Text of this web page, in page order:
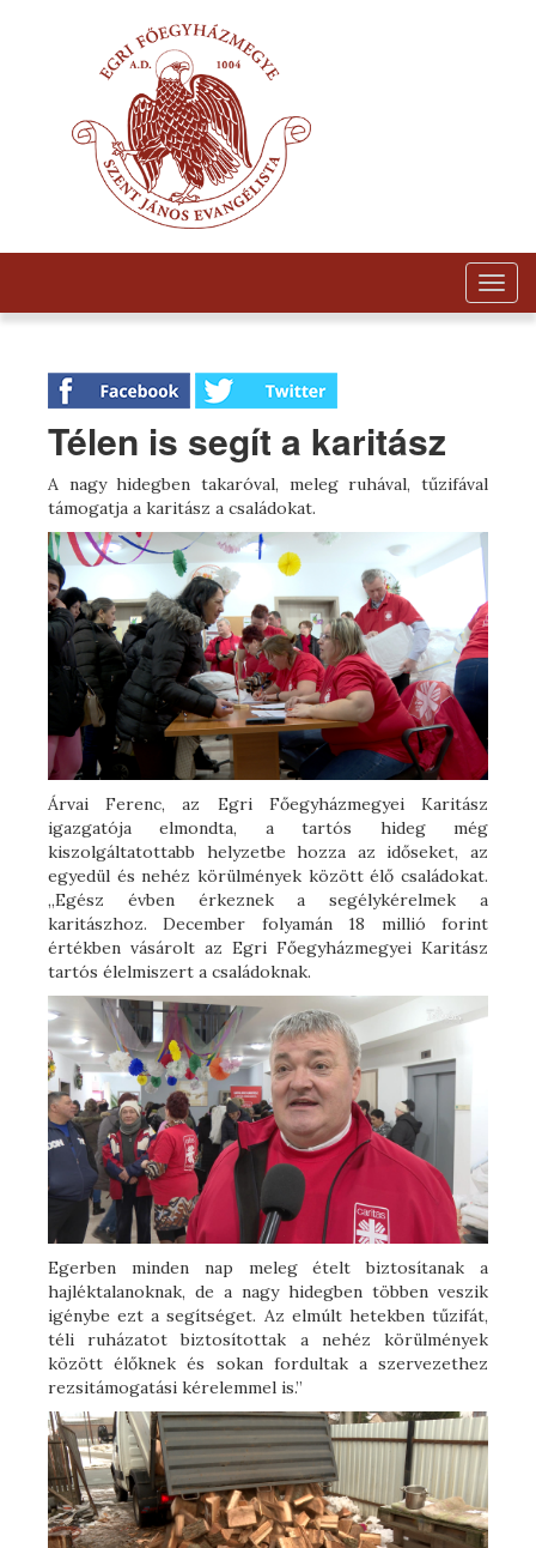
Télen is segít a karitász
A nagy hidegben takaróval, meleg ruhával, tűzifával
támogatja a karitász a családokat.
Árvai Ferenc, az Egri Főegyházmegyei Karitász
igazgatója elmondta, a tartós hideg még
kiszolgáltatottabb helyzetbe hozza az időseket, az
egyedül és nehéz körülmények között élő családokat.
„Egész évben érkeznek a segélykérelmek a
karitászhoz. December folyamán 18 millió forint
értékben vásárolt az Egri Főegyházmegyei Karitász
tartós élelmiszert a családoknak.
Egerben minden nap meleg ételt biztosítanak a
hajléktalanoknak, de a nagy hidegben többen veszik
igénybe ezt a segítséget. Az elmúlt hetekben tűzifát,
téli ruházatot biztosítottak a nehéz körülmények
között élőknek és sokan fordultak a szervezethez
rezsitámogatási kérelemmel is.”